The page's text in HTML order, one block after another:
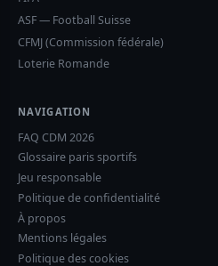
ASF — Football Suisse
CFMJ (Commission fédérale)
Loterie Romande
NAVIGATION
FAQ CDM 2026
Glossaire paris sportifs
Jeu responsable
Politique de confidentialité
À propos
Mentions légales
Politique des cookies